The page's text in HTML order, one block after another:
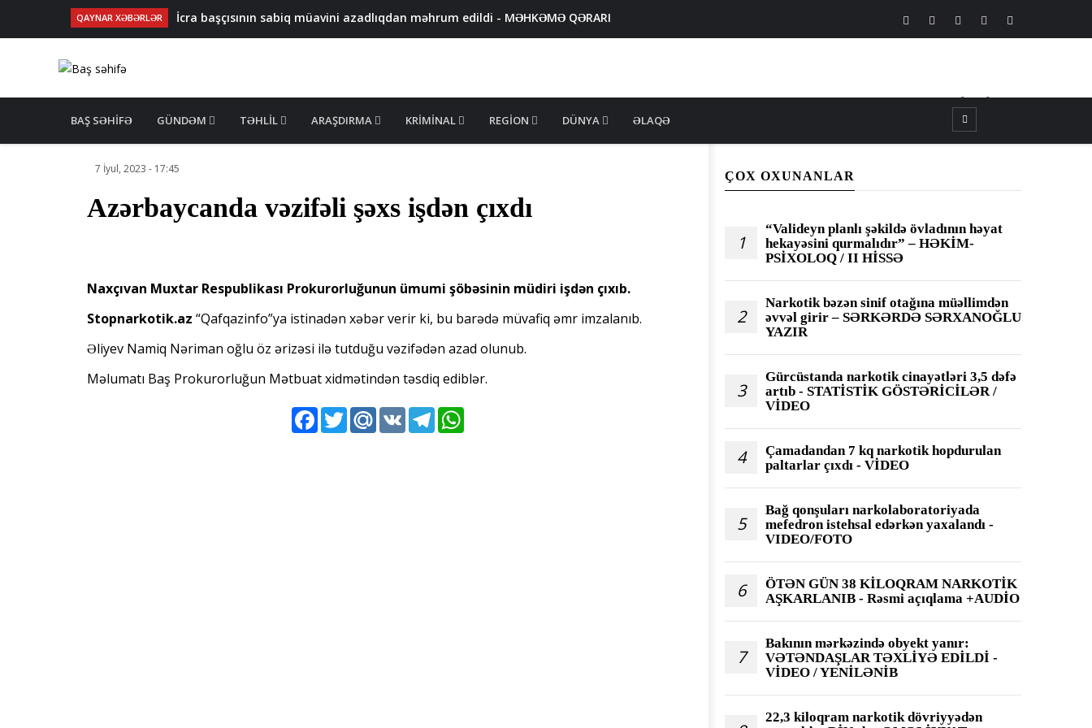
QAYNAR XƏBƏRLƏR
İcra başçısının sabiq müavini azadlıqdan məhrum edildi - MƏHKƏMƏ QƏRARI
17 yaşlı qıza nişan mərasimi keçirən valideynləri polisə çağırıldı
CANLI┃TV
NAVIGATION
BAŞ SƏHIFƏ GÜNDƏM TƏHLIL ARAŞDIRMA KRIMINAL REGION DÜNYA ƏLAQƏ
7 İyul, 2023 - 17:45
Azərbaycanda vəzifəli şəxs işdən çıxdı
Naxçıvan Muxtar Respublikası Prokurorluğunun ümumi şöbəsinin müdiri işdən çıxıb.
Stopnarkotik.az “Qafqazinfo”ya istinadən xəbər verir ki, bu barədə müvafiq əmr imzalanıb.
Əliyev Namiq Nəriman oğlu öz ərizəsi ilə tutduğu vəzifədən azad olunub.
Məlumatı Baş Prokurorluğun Mətbuat xidmətindən təsdiq ediblər.
FacebookTwitterMail.RuVK Telegram
ÇOX OXUNANLAR
1
“Valideyn planlı şəkildə övladının həyat
hekayəsini qurmalıdır” – HƏKİM-
PSİXOLOQ / II HİSSƏ
2
Narkotik bəzən sinif otağına müəllimdən
əvvəl girir – SƏRKƏRDƏ SƏRXANOĞLU
YAZIR
3
Gürcüstanda narkotik cinayətləri 3,5 dəfə
artıb - STATİSTİK GÖSTƏRİCİLƏR /
VİDEO
4
Çamadandan 7 kq narkotik hopdurulan
paltarlar çıxdı - VİDEO
5
Bağ qonşuları narkolaboratoriyada
mefedron istehsal edərkən yaxalandı -
VIDEO/FOTO
6
ÖTƏN GÜN 38 KİLOQRAM NARKOTİK
AŞKARLANIB - Rəsmi açıqlama +AUDİO
7
Bakının mərkəzində obyekt yanır:
VƏTƏNDAŞLAR TƏXLİYƏ EDİLDİ -
VİDEO / YENİLƏNİB
22,3 kiloqram narkotik dövriyyədən